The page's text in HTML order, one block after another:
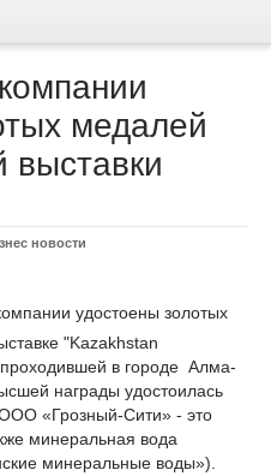
медалей
выставки
новости
удостоены золотых
"Kazakhstan
в городе Алма-
награды удостоилась
«Грозный-Сити» - это
минеральная вода
минеральные воды»).